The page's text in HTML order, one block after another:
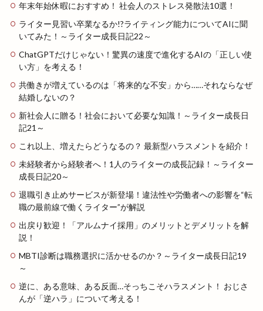
年末年始休暇におすすめ！ 社会人のストレス発散法10選！
ライター見習い卒業なるか!?ライティング能力についてAIに聞
いてみた！～ライター成長日記22～
ChatGPTだけじゃない！驚異の速度で進化するAIの「正しい使
い方」を考える！
共働きが増えているのは「将来的な不安」から……それならなぜ
結婚しないの？
新社会人に贈る！社会において必要な知識！～ライター成長日
記21～
これ以上、増えたらどうなるの？ 最新型ハラスメントを紹介！
未経験者から経験者へ！1人のライターの成長記録！～ライター
成長日記20～
退職引き止めサービスが新登場！違法性や労働者への影響を“転
職の最前線で働くライター”が解説
出戻り歓迎！「アルムナイ採用」のメリットとデメリットを解
説！
MBTI診断は職務選択に活かせるのか？～ライター成長日記19
～
逆に、ある意味、ある反面…そっちこそハラスメント！ おじさ
んが「逆ハラ」について考える！